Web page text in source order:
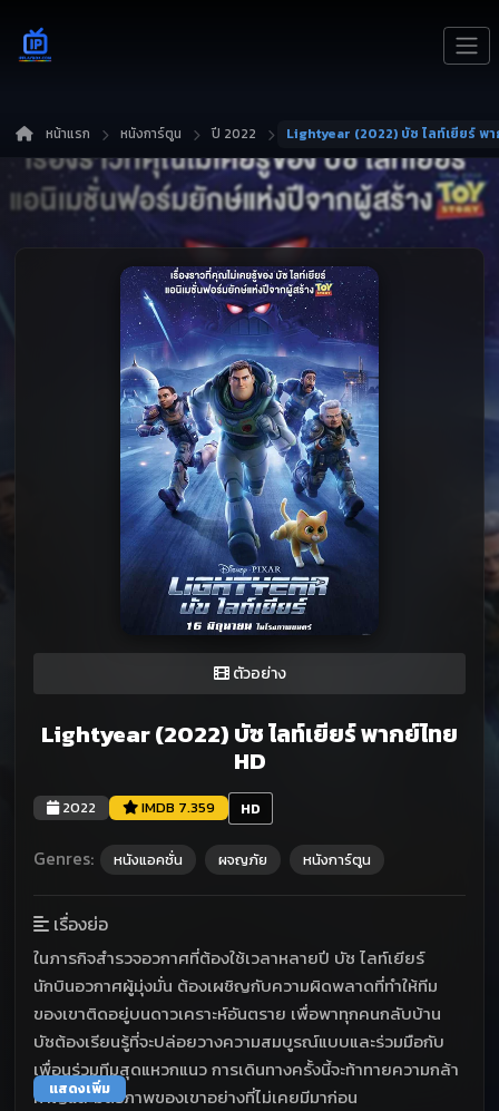
หน้าแรก หนังการ์ตูน ปี 2022 Lightyear (2022) บัซ ไลท์เยียร์ พา
ตัวอย่าง
Lightyear (2022) บัซ ไลท์เยียร์ พากย์ไทย
HD
2022 IMDB 7.359 HD
Genres: หนังแอคชั่น ผจญภัย หนังการ์ตูน
เรื่องย่อ
ในภารกิจสำรวจอวกาศที่ต้องใช้เวลาหลายปี บัซ ไลท์เยียร์
นักบินอวกาศผู้มุ่งมั่น ต้องเผชิญกับความผิดพลาดที่ทำให้ทีม
ของเขาติดอยู่บนดาวเคราะห์อันตราย เพื่อพาทุกคนกลับบ้าน
บัซต้องเรียนรู้ที่จะปล่อยวางความสมบูรณ์แบบและร่วมมือกับ
เพื่อนร่วมทีมสุดแหวกแนว การเดินทางครั้งนี้จะท้าทายความกล้า
หาญและมิตรภาพของเขาอย่างที่ไม่เคยมีมาก่อน
แสดงเพิ่ม